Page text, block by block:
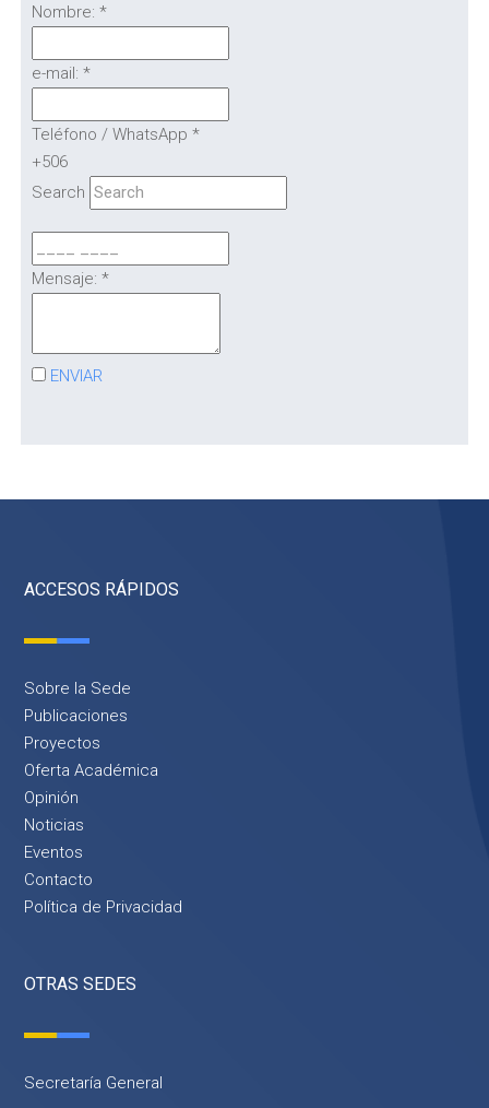
Nombre: *
e-mail: *
Teléfono / WhatsApp *
+506
Search
Mensaje: *
ENVIAR
ACCESOS RÁPIDOS
Sobre la Sede
Publicaciones
Proyectos
Oferta Académica
Opinión
Noticias
Eventos
Contacto
Política de Privacidad
OTRAS SEDES
Secretaría General